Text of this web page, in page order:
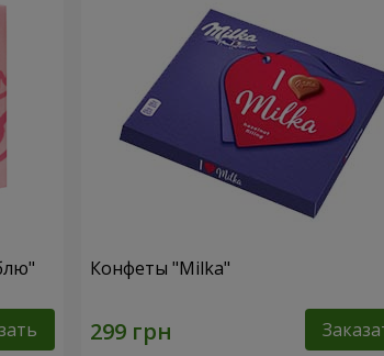
Конфеты "Milka"